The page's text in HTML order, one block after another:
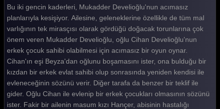
Gelin 381. Bölüm
Gelin 380. Bölüm
Gelin 379. Bölüm
Gelin 378. Bölüm
Gelin 377. Bölüm
Gelin 376. Bölüm
Bu iki gencin kaderleri, Mukadder Develioğlu'nun acımasız
planlarıyla kesişiyor. Ailesine, geleneklerine özellikle de tüm mal
varlığının tek mirasçısı olarak gördüğü doğacak torunlarına çok
önem veren Mukadder Develioğlu, oğlu Cihan Develioğlu'nun
erkek çocuk sahibi olabilmesi için acımasız bir oyun oynar.
Cihan'ın eşi Beyza'dan oğlunu boşamasını ister, ona bulduğu bir
kızdan bir erkek evlat sahibi olup sonrasında yeniden kendisi ile
evleneceğinin sözünü verir. Diğer tarafa da benzer bir teklif ile
gider. Oğlu Cihan ile evlenip bir erkek çocukları olmasının sözünü
ister. Fakir bir ailenin masum kızı Hançer, abisinin hastalığı